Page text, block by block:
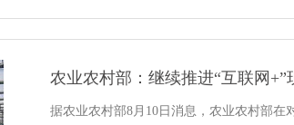
农业农村部：继续推进“互联网+”
据农业农村部8月10日消息，农业农村部在